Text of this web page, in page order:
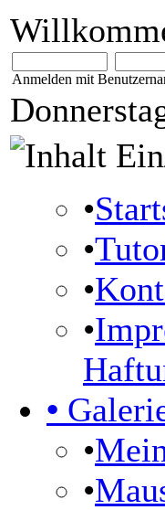
Anmelden mit
•
•
•
•
•
•
•